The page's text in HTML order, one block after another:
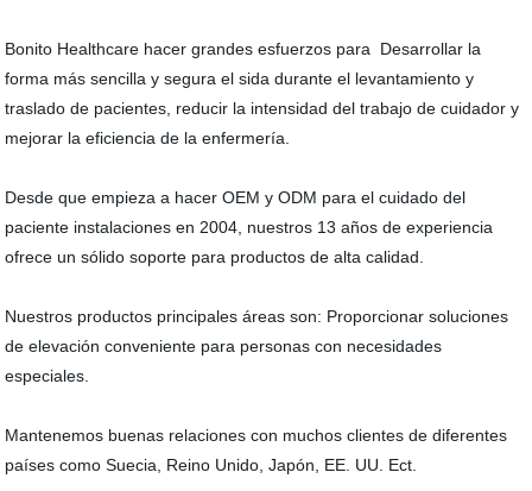
Bonito Healthcare hacer grandes esfuerzos para Desarrollar la
forma más sencilla y segura el sida durante el levantamiento y
traslado de pacientes, reducir la intensidad del trabajo de cuidador y
mejorar la eficiencia de la enfermería.
Desde que empieza a hacer OEM y ODM para el cuidado del
paciente instalaciones en 2004, nuestros 13 años de experiencia
ofrece un sólido soporte para productos de alta calidad.
Nuestros productos principales áreas son: Proporcionar soluciones
de elevación conveniente para personas con necesidades
especiales.
Mantenemos buenas relaciones con muchos clientes de diferentes
países como Suecia, Reino Unido, Japón, EE. UU. Ect.